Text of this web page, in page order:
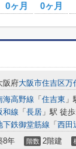
0ヶ月 0ヶ月
阪府大阪市住吉区万
海高野線 「 住吉東
和線 「 長居 」駅 徒
下鉄御堂筋線 「 西田
8年 階数 2階建